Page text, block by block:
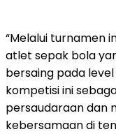
“Melalui turnamen
atlet sepak bola
bersaing pada
kompetisi ini
persaudaraan dan
kebersamaan di